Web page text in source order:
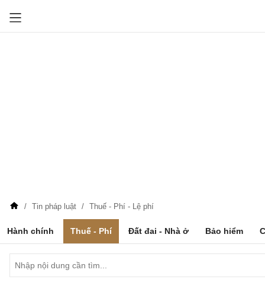
Tin pháp luật Thuế - Phí - Lệ phí
Hành chính Thuế - Phí Đất đai - Nhà ở Bảo hiểm